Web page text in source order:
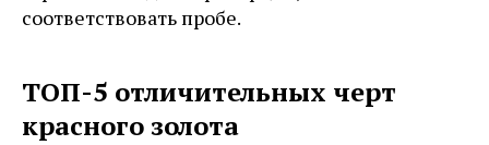
соответствовать пробе.
ТОП-5 отличительных черт
красного золота